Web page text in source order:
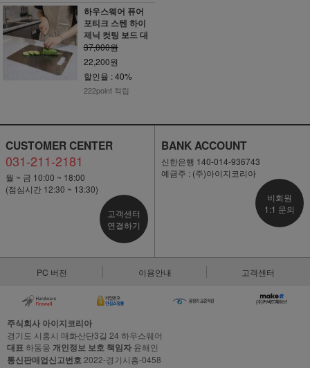
하우스웨어 퓨어
포티크 스텐 하이
제닉 컷팅 보드 대
37,000원
22,200원
할인율 : 40%
222point 적립
CUSTOMER CENTER
031-211-2181
월 ~ 금 10:00 ~ 18:00
(점심시간 12:30 ~ 13:30)
고객센터
연결하기
BANK ACCOUNT
신한은행 140-014-936743
예금주 : (주)아이지코리아
비회원
1:1 문의
PC 버전 이용안내 고객센터
주식회사 아이지코리아
경기도 시흥시 매화산단3길 24 하우스웨어
대표 하동웅 개인정보 보호 책임자 윤해인
통신판매업신고번호 2022-경기시흥-0458